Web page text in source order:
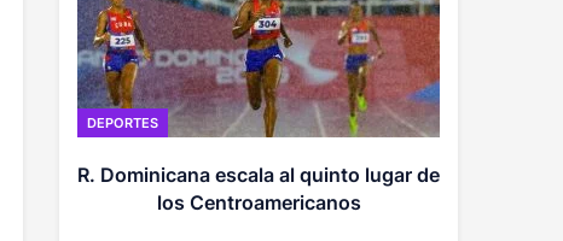
DEPORTES
R. Dominicana escala al quinto lugar de
los Centroamericanos